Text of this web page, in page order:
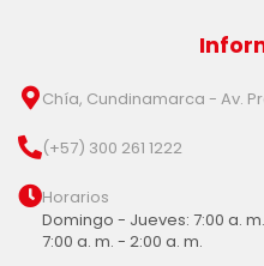
Chía, Cundinamarca - Av.
(+57) 300 261 1222
Horarios
Domingo - Jueves: 7:00 a.
7:00 a. m. - 2:00 a. m.